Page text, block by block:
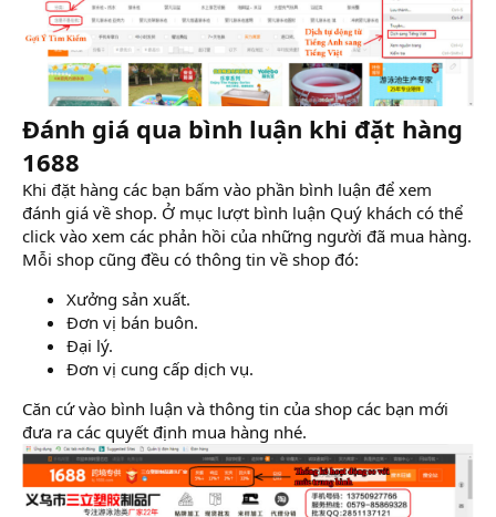
Đánh giá qua bình luận khi đặt hàng
1688
Khi đặt hàng các bạn bấm vào phần bình luận để xem
đánh giá về shop. Ở mục lượt bình luận Quý khách có thể
click vào xem các phản hồi của những người đã mua hàng.
Mỗi shop cũng đều có thông tin về shop đó:
Xưởng sản xuất.
Đơn vị bán buôn.
Đại lý.
Đơn vị cung cấp dịch vụ.
Căn cứ vào bình luận và thông tin của shop các bạn mới
đưa ra các quyết định mua hàng nhé.